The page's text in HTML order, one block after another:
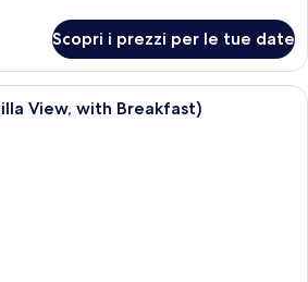
Scopri i prezzi per le tue date
Biancheria da letto di alta qualità,
View, with Breakfast)